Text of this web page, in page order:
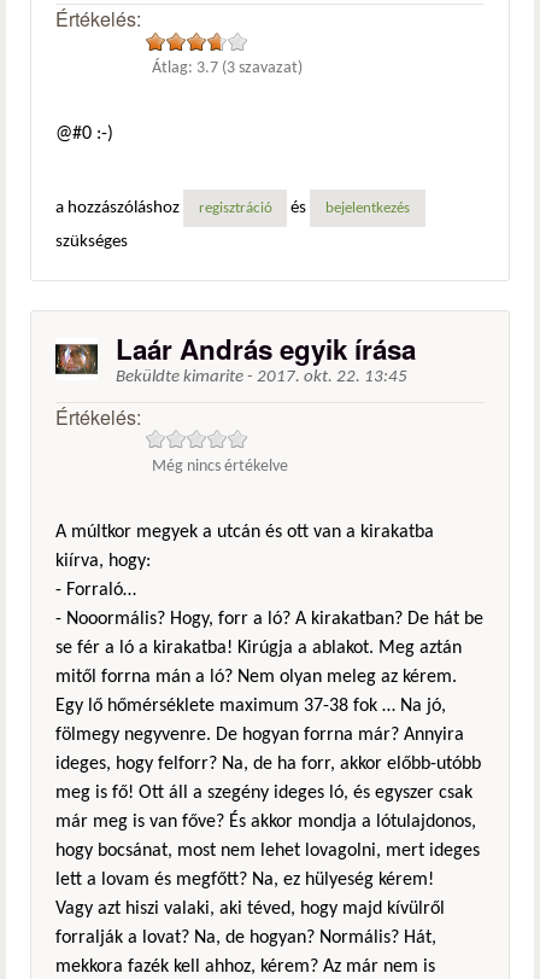
Értékelés:
Átlag: 3.7 (3 szavazat)
@#0 :-)
a hozzászóláshoz regisztráció és bejelentkezés
szükséges
Laár András egyik írása
Beküldte kimarite - 2017. okt. 22. 13:45
Értékelés:
Még nincs értékelve
A múltkor megyek a utcán és ott van a kirakatba
kiírva, hogy:
- Forraló…
- Nooormális? Hogy, forr a ló? A kirakatban? De hát be
se fér a ló a kirakatba! Kirúgja a ablakot. Meg aztán
mitől forrna mán a ló? Nem olyan meleg az kérem.
Egy lő hőmérséklete maximum 37-38 fok … Na jó,
fölmegy negyvenre. De hogyan forrna már? Annyira
ideges, hogy felforr? Na, de ha forr, akkor előbb-utóbb
meg is fő! Ott áll a szegény ideges ló, és egyszer csak
már meg is van főve? És akkor mondja a lótulajdonos,
hogy bocsánat, most nem lehet lovagolni, mert ideges
lett a lovam és megfőtt? Na, ez hülyeség kérem!
Vagy azt hiszi valaki, aki téved, hogy majd kívülről
forralják a lovat? Na, de hogyan? Normális? Hát,
mekkora fazék kell ahhoz, kérem? Az már nem is